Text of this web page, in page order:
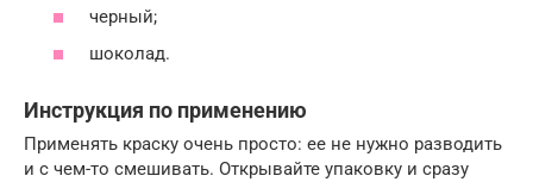
черный;
шоколад.
Инструкция по применению
Применять краску очень просто: ее не нужно разводить
и с чем-то смешивать. Открывайте упаковку и сразу